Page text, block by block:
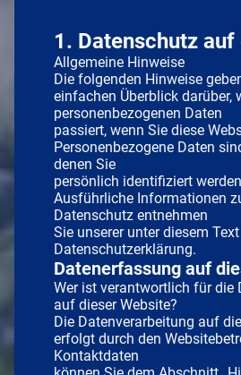
1. Datenschutz
Allgemeine Hinweise
Die folgenden Hinweise
einfachen Überblick darüber,
personenbezogenen Daten
passiert, wenn Sie diese
Personenbezogene Daten
denen Sie
persönlich identifiziert
Ausführliche Informationen
Datenschutz entnehmen
Sie unserer unter diesem
Datenschutzerklärung.
Datenerfassung auf
Wer ist verantwortlich für die
auf dieser Website?
Die Datenverarbeitung auf
erfolgt durch den
Kontaktdaten